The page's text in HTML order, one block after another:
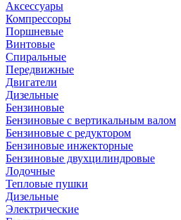
Аксессуары
Компрессоры
Поршневые
Винтовые
Спиральные
Передвижные
Двигатели
Дизельные
Бензиновые
Бензиновые с вертикальным валом
Бензиновые с редуктором
Бензиновые инжекторные
Бензиновые двухцилиндровые
Лодочные
Тепловые пушки
Дизельные
Электрические